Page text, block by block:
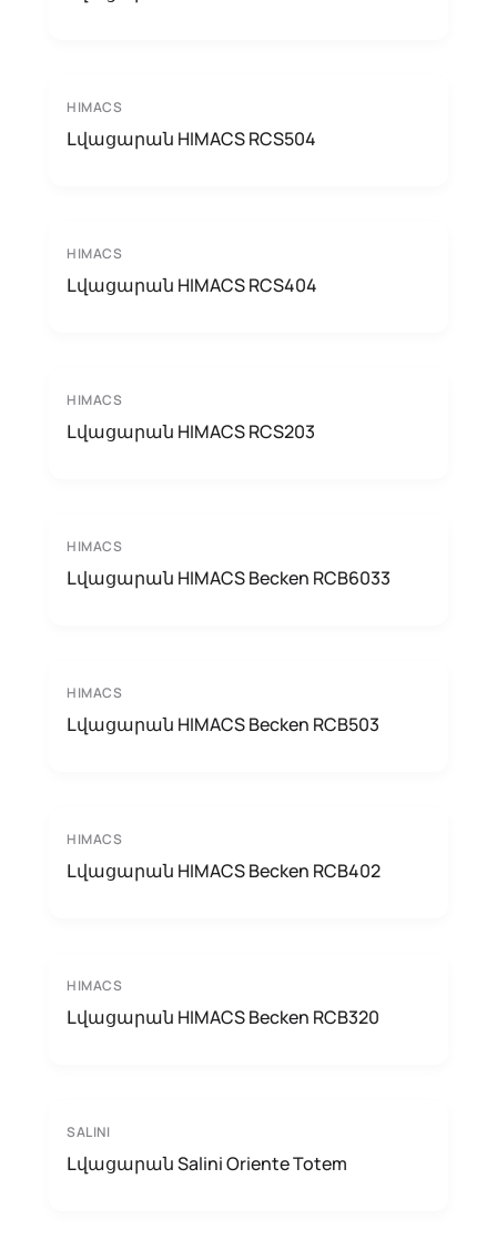
HIMACS
Լվացարան HIMACS RCS504
HIMACS
Լվացարան HIMACS RCS404
HIMACS
Լվացարան HIMACS RCS203
HIMACS
Լվացարան HIMACS Becken RCB6033
HIMACS
Լվացարան HIMACS Becken RCB503
HIMACS
Լվացարան HIMACS Becken RCB402
HIMACS
Լվացարան HIMACS Becken RCB320
SALINI
Լվացարան Salini Oriente Totem